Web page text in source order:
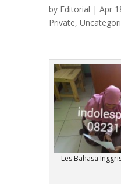
by Editorial | Apr
Private,
Les Bahasa